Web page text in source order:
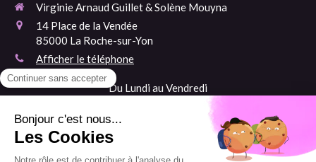
Virginie Arnaud Guillet & Solène Mouyna
14 Place de la Vendée
85000 La Roche-sur-Yon
Afficher le téléphone
Du Lundi au Vendredi
​ Ainsi que le Samedi matin